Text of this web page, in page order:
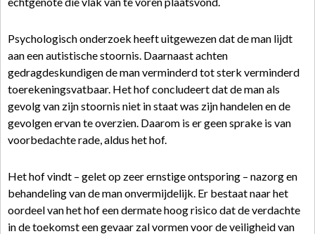
Psychologisch onderzoek heeft uitgewezen dat de man lijdt
aan een autistische stoornis. Daarnaast achten
gedragdeskundigen de man verminderd tot sterk verminderd
toerekeningsvatbaar. Het hof concludeert dat de man als
gevolg van zijn stoornis niet in staat was zijn handelen en de
gevolgen ervan te overzien. Daarom is er geen sprake is van
voorbedachte rade, aldus het hof.
Het hof vindt – gelet op zeer ernstige ontsporing – nazorg en
behandeling van de man onvermijdelijk. Er bestaat naar het
oordeel van het hof een dermate hoog risico dat de verdachte
in de toekomst een gevaar zal vormen voor de veiligheid van